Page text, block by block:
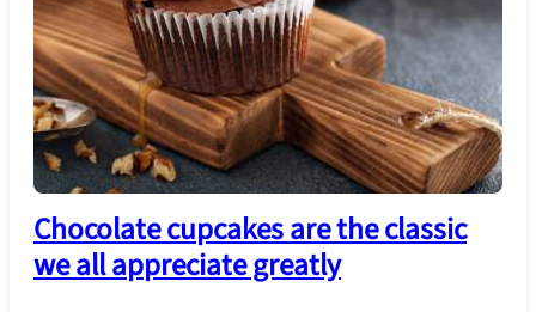
Chocolate cupcakes are the classic
we all appreciate greatly